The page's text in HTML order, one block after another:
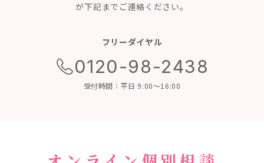
が下記までご連絡ください。
フリーダイヤル
0120-98-2438
受付時間：平日 9:00～16:00